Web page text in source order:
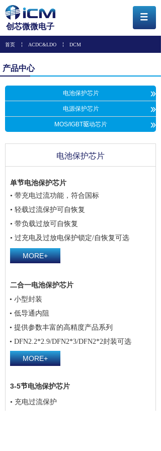
首页 ￤ ACDC&LDO ￤ DCM
创芯微微电子
产品中心
电池保护芯片 »
电源保护芯片 »
MOS/IGBT驱动芯片 »
电池保护芯片
单节电池保护芯片
• 带充电过流功能，符合国标
• 轻载过流保护可自恢复
• 带负载过放可自恢复
• 过充电及过放电保护锁定/自恢复可选
MORE+
• 小型封装
• 低导通内阻
• 提供参数丰富的高精度产品系列
• DFN2.2*2.9/DFN2*3/DFN2*2封装可选
MORE+
二合一电池保护芯片
3-5节电池保护芯片
• 充电过流保护